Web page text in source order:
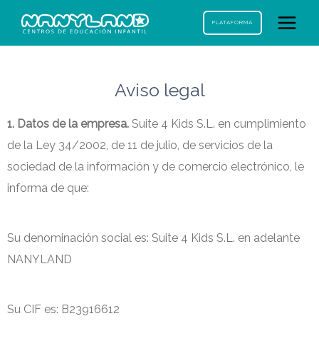
PLATAFORMA
Aviso legal
1. Datos de la empresa. Suite 4 Kids S.L. en cumplimiento
de la Ley 34/2002, de 11 de julio, de servicios de la
sociedad de la información y de comercio electrónico, le
informa de que:
Su denominación social es: Suite 4 Kids S.L. en adelante
NANYLAND
Su CIF es: B23916612